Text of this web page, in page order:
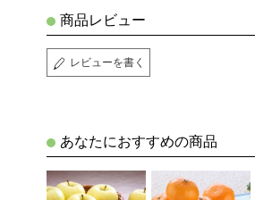
商品レビュー
レビューを書く
あなたにおすすめの商品